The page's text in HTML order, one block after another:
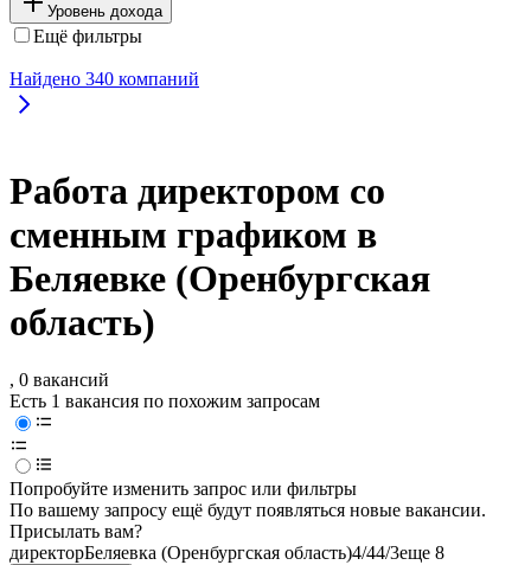
Уровень дохода
Ещё фильтры
Найдено 340 компаний
Работа директором со
сменным графиком в
Беляевке (Оренбургская
область)
, 0 вакансий
Есть 1 вакансия по похожим запросам
Попробуйте изменить запрос или фильтры
По вашему запросу ещё будут появляться новые вакансии.
Присылать вам?
директорБеляевка (Оренбургская область)4/44/3еще 8